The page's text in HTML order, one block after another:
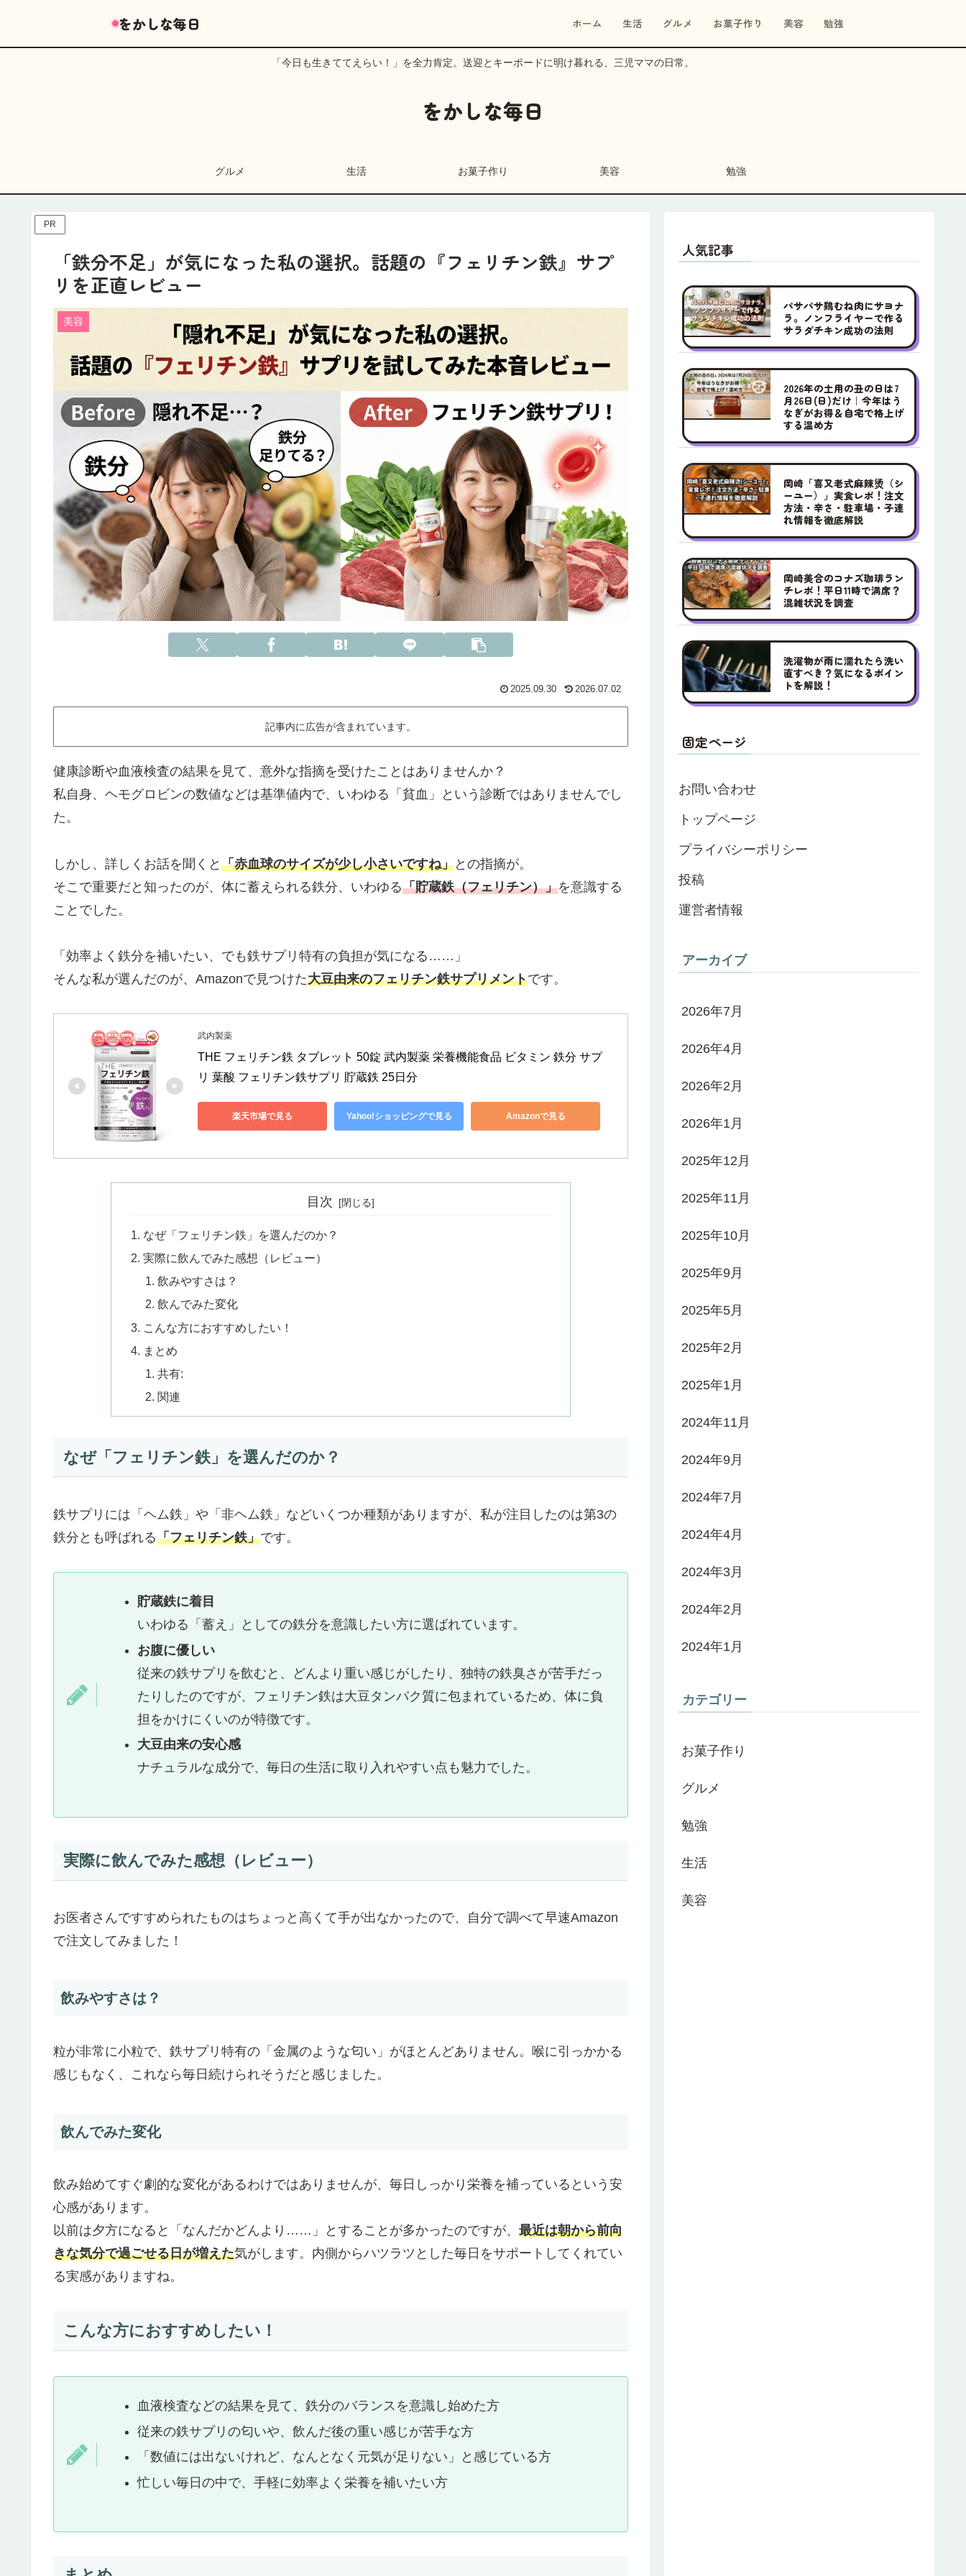
をかしな毎日 ホーム 生活 グルメ お菓子作り 美容 勉強
「今日も生きててえらい！」を全力肯定。送迎とキーボードに明け暮れる、三児ママの日常。
をかしな毎日
グルメ 生活 お菓子作り 美容 勉強
PR
「鉄分不足」が気になった私の選択。話題の『フェリチン鉄』サプ
リを正直レビュー
美容
2025.09.30 2026.07.02
記事内に広告が含まれています。
健康診断や血液検査の結果を見て、意外な指摘を受けたことはありませんか？
私自身、ヘモグロビンの数値などは基準値内で、いわゆる「貧血」という診断ではありませんでし
た。
しかし、詳しくお話を聞くと 「赤血球のサイズが少し小さいですね」との指摘が。
そこで重要だと知ったのが、体に蓄えられる鉄分、いわゆる「貯蔵鉄（フェリチン）」を意識する
ことでした。
「効率よく鉄分を補いたい、でも鉄サプリ特有の負担が気になる……」
そんな私が選んだのが、Amazonで見つけた大豆由来のフェリチン鉄サプリメントです。
武内製薬
THE フェリチン鉄 タブレット 50錠 武内製薬 栄養機能食品 ビタミン 鉄分 サプ
リ 葉酸 フェリチン鉄サプリ 貯蔵鉄 25日分
楽天市場で見る Yahoo!ショッピングで見る Amazonで見る
目次
なぜ「フェリチン鉄」を選んだのか？
実際に飲んでみた感想（レビュー）
飲みやすさは？
飲んでみた変化
こんな方におすすめしたい！
まとめ
共有:
関連
なぜ「フェリチン鉄」を選んだのか？
鉄サプリには「ヘム鉄」や「非ヘム鉄」などいくつか種類がありますが、私が注目したのは第3の
鉄分とも呼ばれる「フェリチン鉄」です。
貯蔵鉄に着目
いわゆる「蓄え」としての鉄分を意識したい方に選ばれています。
お腹に優しい
従来の鉄サプリを飲むと、どんより重い感じがしたり、独特の鉄臭さが苦手だっ
たりしたのですが、フェリチン鉄は大豆タンパク質に包まれているため、体に負
担をかけにくいのが特徴です。
大豆由来の安心感
ナチュラルな成分で、毎日の生活に取り入れやすい点も魅力でした。
実際に飲んでみた感想（レビュー）
お医者さんですすめられたものはちょっと高くて手が出なかったので、自分で調べて早速Amazon
で注文してみました！
飲みやすさは？
粒が非常に小粒で、鉄サプリ特有の「金属のような匂い」がほとんどありません。喉に引っかかる
感じもなく、これなら毎日続けられそうだと感じました。
飲んでみた変化
飲み始めてすぐ劇的な変化があるわけではありませんが、毎日しっかり栄養を補っているという安
心感があります。
以前は夕方になると「なんだかどんより……」とすることが多かったのですが、 最近は朝から前向
きな気分で過ごせる日が増えた気がします。内側からハツラツとした毎日をサポートしてくれてい
る実感がありますね。
こんな方におすすめしたい！
血液検査などの結果を見て、鉄分のバランスを意識し始めた方
従来の鉄サプリの匂いや、飲んだ後の重い感じが苦手な方
「数値には出ないけれど、なんとなく元気が足りない」と感じている方
忙しい毎日の中で、手軽に効率よく栄養を補いたい方
人気記事
パサパサ鶏むね肉にサヨナ
ラ。ノンフライヤーで作る
サラダチキン成功の法則
2026年の土用の丑の日は7
月26日(日)だけ｜今年はう
なぎがお得＆自宅で格上げ
する温め方
岡崎「喜又老式麻辣烫（シ
ーユー）」実食レポ！注文
方法・辛さ・駐車場・子連
れ情報を徹底解説
岡崎美合のコナズ珈琲ラン
チレポ！平日11時で満席？
混雑状況を調査
洗濯物が雨に濡れたら洗い
直すべき？気になるポイン
トを解説！
固定ページ
お問い合わせ
トップページ
プライバシーポリシー
投稿
運営者情報
アーカイブ
2026年7月
2026年4月
2026年2月
2026年1月
2025年12月
2025年11月
2025年10月
2025年9月
2025年5月
2025年2月
2025年1月
2024年11月
2024年9月
2024年7月
2024年4月
2024年3月
2024年2月
2024年1月
カテゴリー
お菓子作り
グルメ
勉強
生活
美容